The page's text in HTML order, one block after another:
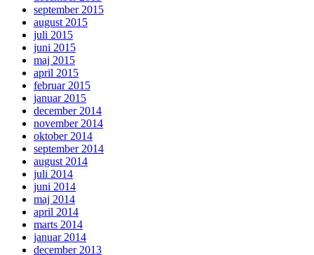
september 2015
august 2015
juli 2015
juni 2015
maj 2015
april 2015
februar 2015
januar 2015
december 2014
november 2014
oktober 2014
september 2014
august 2014
juli 2014
juni 2014
maj 2014
april 2014
marts 2014
januar 2014
december 2013